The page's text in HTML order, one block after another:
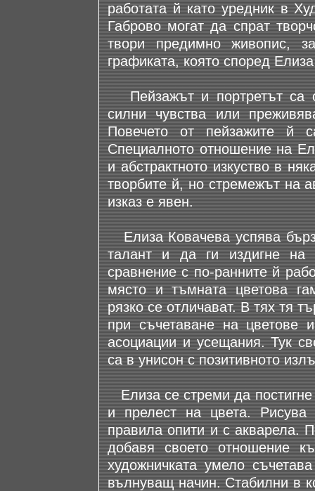
работата й като уредник в
Габрово могат да спрат
твори предимно живопис,
графиката, която според
Пейзажът и портретът са
силни чувства или
Повечето от пейзажите й
Специалното отношение на
и абстрактното изкуство в
творбите й, но стремежът на
изказ е явен.
Елиза Ковачева успява
талант и да ги издигне на
сравнение с по-ранните й
място и тъмната цветова
рязко се отличават. В тях тя
при съчетаване на цветове
асоциации и усещания. Тук
са в унисон с позитивното
Елиза се стреми да постигне
и прелест на цвета.
правила опити и с акварела.
дoбавя своето отношение
художничката умело
вълнуващ начин. Стабилни в